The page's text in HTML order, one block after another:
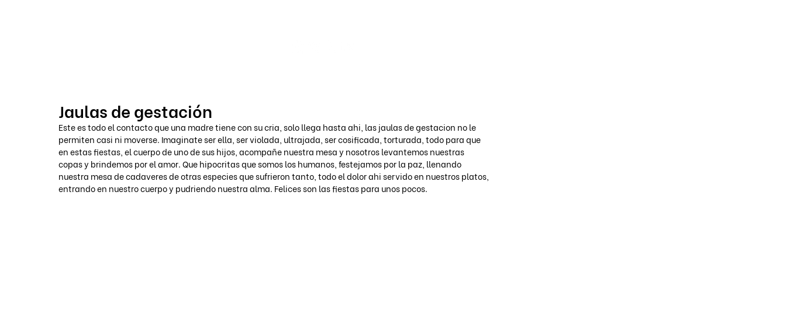
Jaulas de gestación
Este es todo el contacto que una madre tiene con su cria, solo llega hasta ahi, las jaulas de gestacion no le
permiten casi ni moverse. Imaginate ser ella, ser violada, ultrajada, ser cosificada, torturada, todo para que
en estas fiestas, el cuerpo de uno de sus hijos, acompañe nuestra mesa y nosotros levantemos nuestras
copas y brindemos por el amor. Que hipocritas que somos los humanos, festejamos por la paz, llenando
nuestra mesa de cadaveres de otras especies que sufrieron tanto, todo el dolor ahi servido en nuestros platos,
entrando en nuestro cuerpo y pudriendo nuestra alma. Felices son las fiestas para unos pocos.